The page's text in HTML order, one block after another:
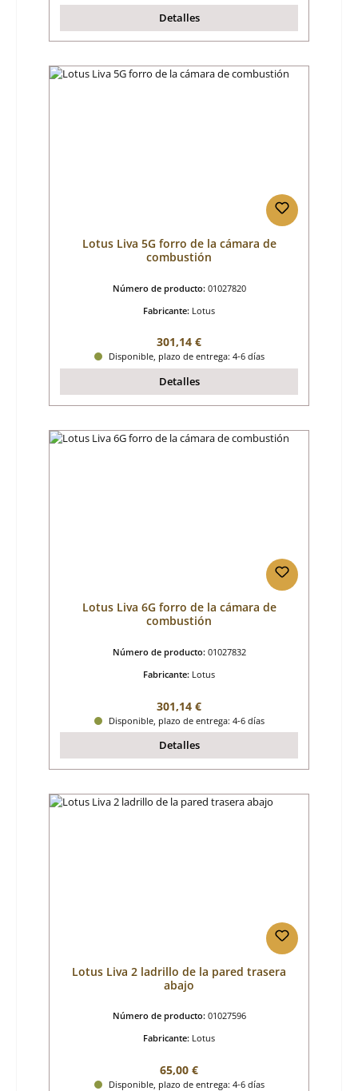
Detalles
Lotus Liva 5G forro de la cámara de
combustión
Número de producto: 01027820
Fabricante: Lotus
Precio normal:
301,14 €
Disponible, plazo de entrega: 4-6 días
Detalles
Lotus Liva 6G forro de la cámara de
combustión
Número de producto: 01027832
Fabricante: Lotus
Precio normal:
301,14 €
Disponible, plazo de entrega: 4-6 días
Detalles
Lotus Liva 2 ladrillo de la pared trasera
abajo
Número de producto: 01027596
Fabricante: Lotus
Precio normal:
65,00 €
Disponible, plazo de entrega: 4-6 días